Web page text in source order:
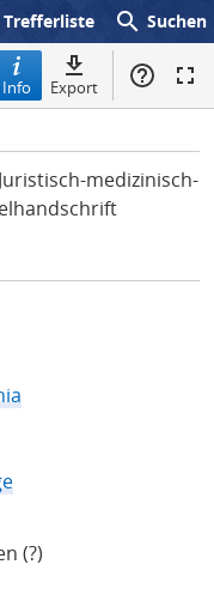
Trefferliste search Suchen
Info Export
medizinisch-
(?)